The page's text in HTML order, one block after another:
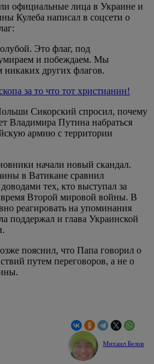
официальные лица в Украине и
Кулеба написал в соцсети о
Это флаг, под
и побеждаем. Мы
никаких других флагов.
за то что тот христианин!
Сикорский спросил, почему
Владимира Путина набраться
армию с территории
начали новый скандал.
в Ватикане сравнил
тех, кто выступал за
Второй мировой войны. В
реагировать на упоминания
поддержал и глава Украинской
пояснил, что Папа говорил о
путем переговоров, а не о
Михаил Белов